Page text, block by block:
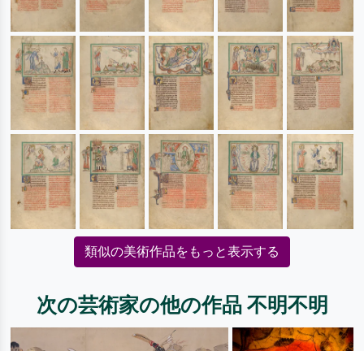
類似の美術作品をもっと表示する
次の芸術家の他の作品 不明不明